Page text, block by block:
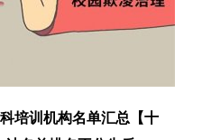
培训机构名单汇总【十